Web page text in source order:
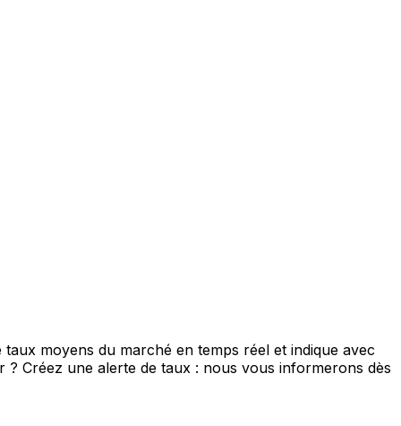
moyens du marché en temps réel et indique avec
Créez une alerte de taux : nous vous informerons dès